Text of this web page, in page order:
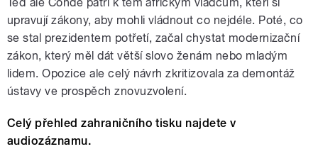
upravují zákony, aby mohli vládnout co nejdéle. Poté, co
se stal prezidentem potřetí, začal chystat modernizační
zákon, který měl dát větší slovo ženám nebo mladým
lidem. Opozice ale celý návrh zkritizovala za demontáž
ústavy ve prospěch znovuzvolení.
Celý přehled zahraničního tisku najdete v
audiozáznamu.